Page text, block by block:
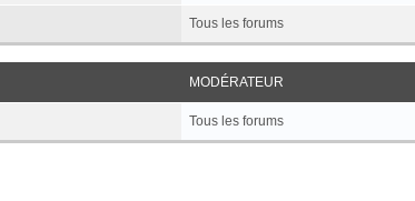
Tous les forums
MODÉRATEUR
Tous les forums